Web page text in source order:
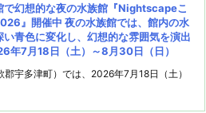
で幻想的な夜の水族館『Nightscapeこ
』開催中 夜の水族館では、館内の水
い青色に変化し、幻想的な雰囲気を演出
年7月18日（土）～8月30日（日）
宇多津町）では、2026年7月18日（土）